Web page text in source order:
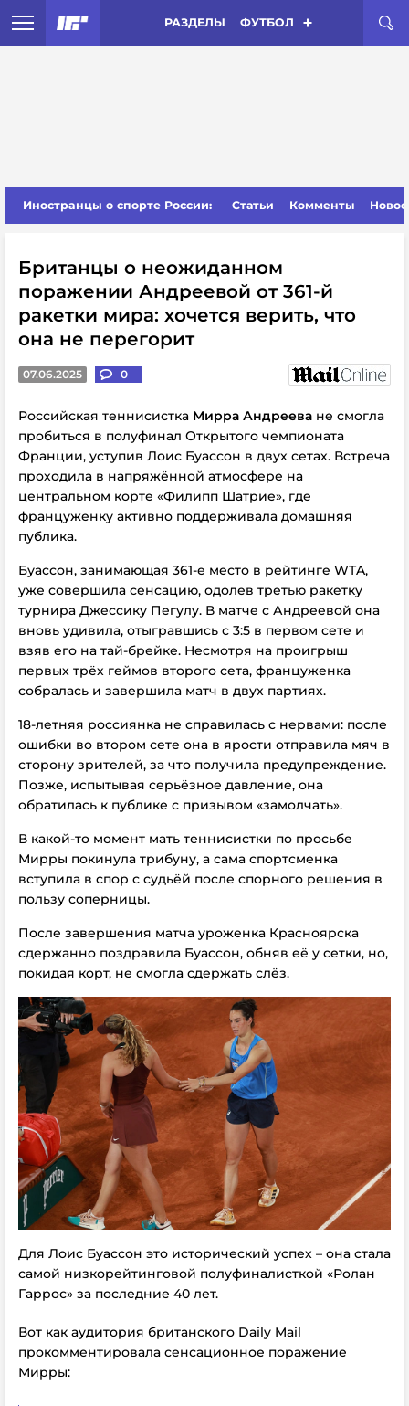
РАЗДЕЛЫ ФУТБОЛ
Иностранцы о спорте России: Статьи Комменты
Британцы о неожиданном
поражении Андреевой от 361-й
ракетки мира: хочется верить, что
она не перегорит
07.06.2025 0
Российская теннисистка Мирра Андреева не смогла
пробиться в полуфинал Открытого чемпионата
Франции, уступив Лоис Буассон в двух сетах. Встреча
проходила в напряжённой атмосфере на
центральном корте «Филипп Шатрие», где
француженку активно поддерживала домашняя
публика.
Буассон, занимающая 361-е место в рейтинге WTA,
уже совершила сенсацию, одолев третью ракетку
турнира Джессику Пегулу. В матче с Андреевой она
вновь удивила, отыгравшись с 3:5 в первом сете и
взяв его на тай-брейке. Несмотря на проигрыш
первых трёх геймов второго сета, француженка
собралась и завершила матч в двух партиях.
18-летняя россиянка не справилась с нервами: после
ошибки во втором сете она в ярости отправила мяч в
сторону зрителей, за что получила предупреждение.
Позже, испытывая серьёзное давление, она
обратилась к публике с призывом «замолчать».
В какой-то момент мать теннисистки по просьбе
Мирры покинула трибуну, а сама спортсменка
вступила в спор с судьёй после спорного решения в
пользу соперницы.
После завершения матча уроженка Красноярска
сдержанно поздравила Буассон, обняв её у сетки, но,
покидая корт, не смогла сдержать слёз.
Для Лоис Буассон это исторический успех – она стала
самой низкорейтинговой полуфиналисткой «Ролан
Гаррос» за последние 40 лет.
Вот как аудитория британского Daily Mail
прокомментировала сенсационное поражение
Мирры: